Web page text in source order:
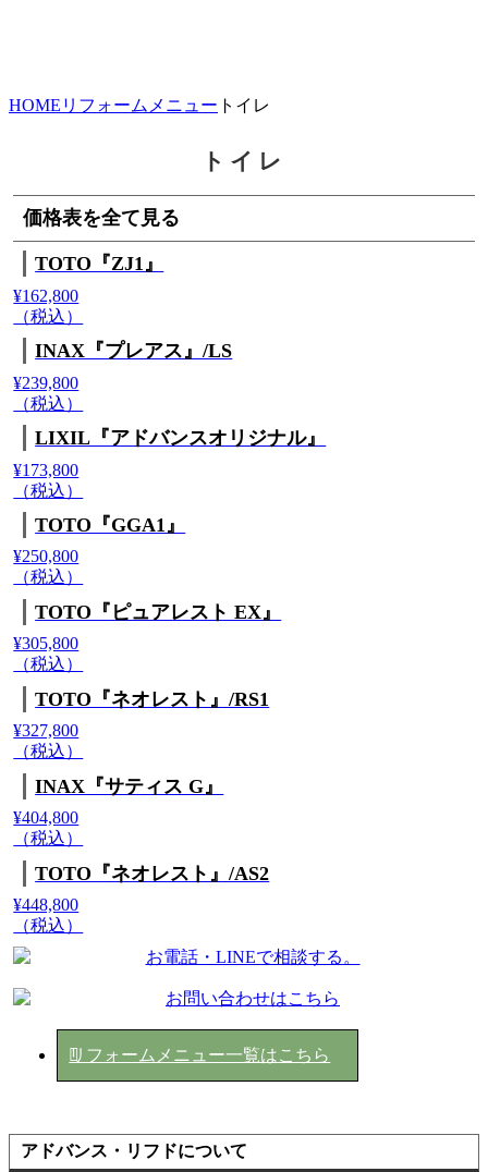
HOME リフォームメニュー トイレ
トイレ
価格表を全て見る
TOTO『ZJ1』
¥162,800
（税込）
INAX『プレアス』/LS
¥239,800
（税込）
LIXIL『アドバンスオリジナル』
¥173,800
（税込）
TOTO『GGA1』
¥250,800
（税込）
TOTO『ピュアレスト EX』
¥305,800
（税込）
TOTO『ネオレスト』/RS1
¥327,800
（税込）
INAX『サティス G』
¥404,800
（税込）
TOTO『ネオレスト』/AS2
¥448,800
（税込）
リフォームメニュー一覧はこちら
アドバンス・リフドについて